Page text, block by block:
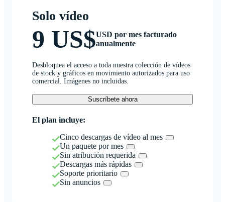
Solo vídeo
9 US$USD por mes facturado
anualmente
Desbloquea el acceso a toda nuestra colección de vídeos
de stock y gráficos en movimiento autorizados para uso
comercial. Imágenes no incluidas.
Suscríbete ahora
El plan incluye:
Cinco descargas de vídeo al mes
Un paquete por mes
Sin atribución requerida
Descargas más rápidas
Soporte prioritario
Sin anuncios